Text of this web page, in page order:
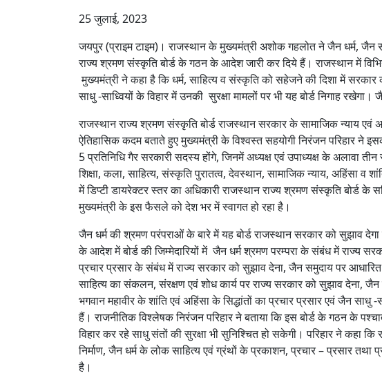
25 जुलाई, 2023
जयपुर (प्राइम टाइम)। राजस्थान के मुख्यमंत्री अशोक गहलोत ने जैन धर्म, जैन
राज्य श्रमण संस्कृति बोर्ड के गठन के आदेश जारी कर दिये हैं। राजस्थान में
मुख्यमंत्री ने कहा है कि धर्म, साहित्य व संस्कृति को सहेजने की दिशा में
साधु -साध्वियों के विहार में उनकी सुरक्षा मामलों पर भी यह बोर्ड निगाह
राजस्थान राज्य श्रमण संस्कृति बोर्ड राजस्थान सरकार के सामाजिक न्याय
ऐतिहासिक कदम बताते हुए मुख्यमंत्री के विश्वस्त सहयोगी निरंजन परिहार ने
5 प्रतिनिधि गैर सरकारी सदस्य होंगे, जिनमें अध्यक्ष एवं उपाध्यक्ष के अलावा
शिक्षा, कला, साहित्य, संस्कृति पुरातत्व, देवस्थान, सामाजिक न्याय, अहिंसा
में डिप्टी डायरेक्टर स्तर का अधिकारी राजस्थान राज्य श्रमण संस्कृति बोर्ड
मुख्यमंत्री के इस फैसले को देश भर में स्वागत हो रहा है।
जैन धर्म की श्रमण परंपराओं के बारे में यह बोर्ड राजस्थान सरकार को सुझाव
के आदेश में बोर्ड की जिम्मेदारियों में जैन धर्म श्रमण परम्परा के संबंध में राज्य
प्रचार प्रसार के संबंध में राज्य सरकार को सुझाव देना, जैन समुदाय पर आधारित
साहित्य का संकलन, संरक्षण एवं शोध कार्य पर राज्य सरकार को सुझाव देना,
भगवान महावीर के शांति एवं अहिंसा के सिद्धांतों का प्रचार प्रसार एवं जैन
हैं। राजनीतिक विश्लेषक निरंजन परिहार ने बताया कि इस बोर्ड के गठन के
विहार कर रहे साधु संतों की सुरक्षा भी सुनिश्चित हो सकेगी। परिहार ने कहा
निर्माण, जैन धर्म के लोक साहित्य एवं ग्रंथों के प्रकाशन, प्रचार – प्रसार
है।